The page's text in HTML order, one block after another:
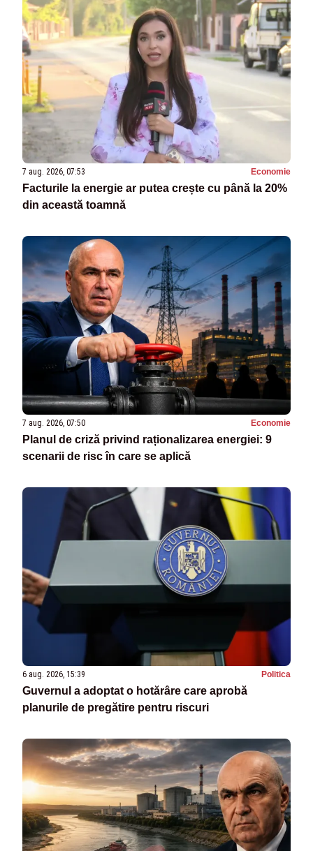
7 aug. 2026, 07:53 Economie
Facturile la energie ar putea crește cu până la 20%
din această toamnă
7 aug. 2026, 07:50 Economie
Planul de criză privind raționalizarea energiei: 9
scenarii de risc în care se aplică
6 aug. 2026, 15:39 Politica
Guvernul a adoptat o hotărâre care aprobă
planurile de pregătire pentru riscuri